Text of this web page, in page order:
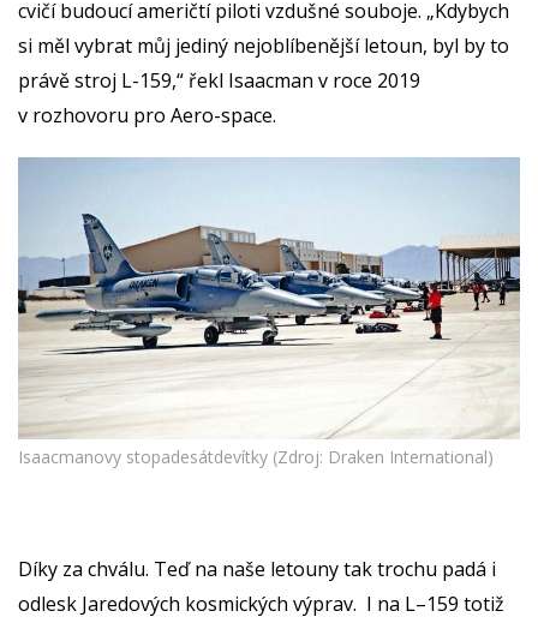
cvičí budoucí američtí piloti vzdušné souboje. „Kdybych
si měl vybrat můj jediný nejoblíbenější letoun, byl by to
právě stroj L-159,“ řekl Isaacman v roce 2019
v rozhovoru pro Aero-space.
Isaacmanovy stopadesátdevítky (Zdroj: Draken International)
Díky za chválu. Teď na naše letouny tak trochu padá i
odlesk Jaredových kosmických výprav. I na L–159 totiž